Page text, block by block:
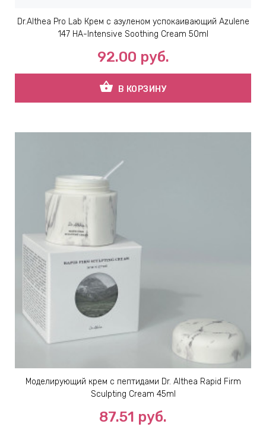
Dr.Althea Pro Lab Крем с азуленом успокаивающий Azulene
147 HA-Intensive Soothing Cream 50ml
92.00 руб.
shopping_basket В КОРЗИНУ
Моделирующий крем с пептидами Dr. Althea Rapid Firm
Sculpting Cream 45ml
87.51 руб.